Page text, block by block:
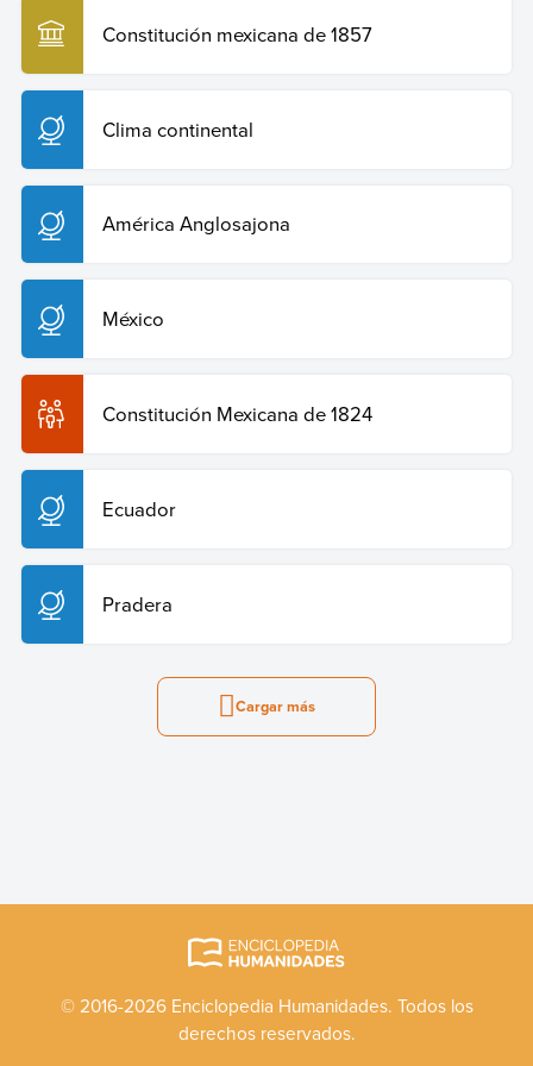
Constitución mexicana de 1857
Clima continental
América Anglosajona
México
Constitución Mexicana de 1824
Ecuador
Pradera
Cargar más
© 2016-2026 Enciclopedia Humanidades. Todos los
derechos reservados.